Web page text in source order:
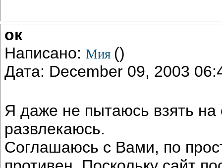
ок
Написано: Мия ()
Дата: December 09, 2003
Я даже не пытаюсь взять
развлекаюсь.
Соглашаюсь с Вами, по